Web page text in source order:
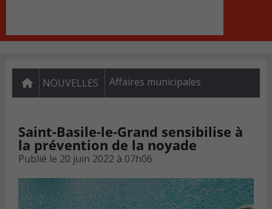
NOUVELLES Affaires municipales
Saint-Basile-le-Grand sensibilise à
la prévention de la noyade
Publié le 20 juin 2022 à 07h06